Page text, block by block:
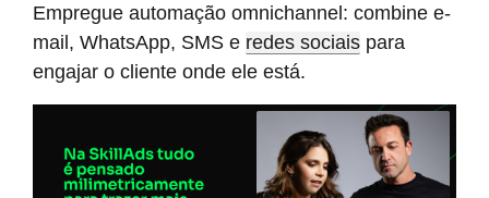
Empregue automação omnichannel: combine e-
mail, WhatsApp, SMS e redes sociais para
engajar o cliente onde ele está.